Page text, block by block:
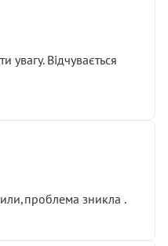
Відчувається
зникла .